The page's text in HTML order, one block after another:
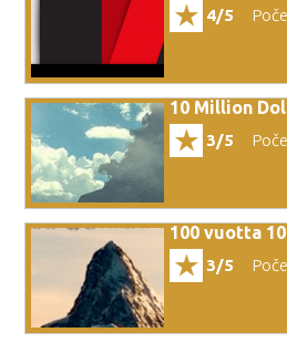
4/5
10 Million
3/5
100 vuotta
3/5